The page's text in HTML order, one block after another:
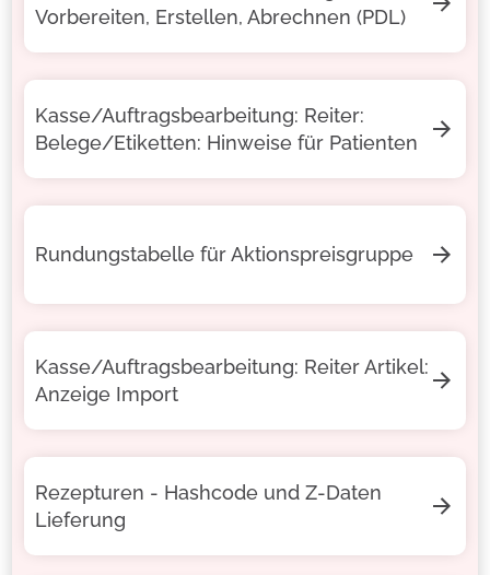
Vorbereiten, Erstellen, Abrechnen (PDL)
Kasse/Auftragsbearbeitung: Reiter:
Belege/Etiketten: Hinweise für Patienten
Rundungstabelle für Aktionspreisgruppe
Kasse/Auftragsbearbeitung: Reiter Artikel:
Anzeige Import
Rezepturen - Hashcode und Z-Daten
Lieferung